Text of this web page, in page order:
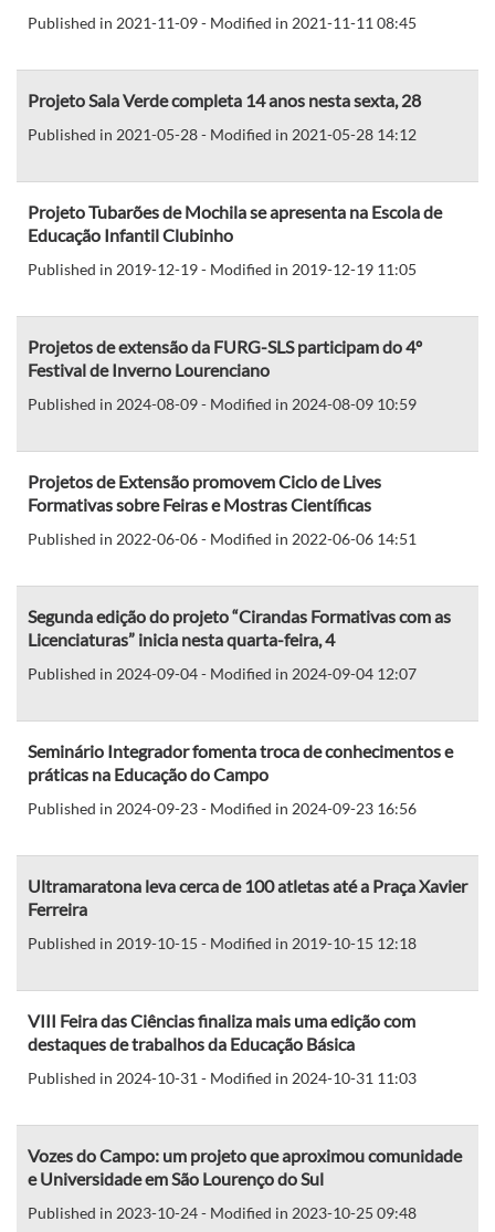
Published in 2021-11-09 - Modified in 2021-11-11 08:45
Projeto Sala Verde completa 14 anos nesta sexta, 28
Published in 2021-05-28 - Modified in 2021-05-28 14:12
Projeto Tubarões de Mochila se apresenta na Escola de
Educação Infantil Clubinho
Published in 2019-12-19 - Modified in 2019-12-19 11:05
Projetos de extensão da FURG-SLS participam do 4º
Festival de Inverno Lourenciano
Published in 2024-08-09 - Modified in 2024-08-09 10:59
Projetos de Extensão promovem Ciclo de Lives
Formativas sobre Feiras e Mostras Científicas
Published in 2022-06-06 - Modified in 2022-06-06 14:51
Segunda edição do projeto “Cirandas Formativas com as
Licenciaturas” inicia nesta quarta-feira, 4
Published in 2024-09-04 - Modified in 2024-09-04 12:07
Seminário Integrador fomenta troca de conhecimentos e
práticas na Educação do Campo
Published in 2024-09-23 - Modified in 2024-09-23 16:56
Ultramaratona leva cerca de 100 atletas até a Praça Xavier
Ferreira
Published in 2019-10-15 - Modified in 2019-10-15 12:18
VIII Feira das Ciências finaliza mais uma edição com
destaques de trabalhos da Educação Básica
Published in 2024-10-31 - Modified in 2024-10-31 11:03
Vozes do Campo: um projeto que aproximou comunidade
e Universidade em São Lourenço do Sul
Published in 2023-10-24 - Modified in 2023-10-25 09:48